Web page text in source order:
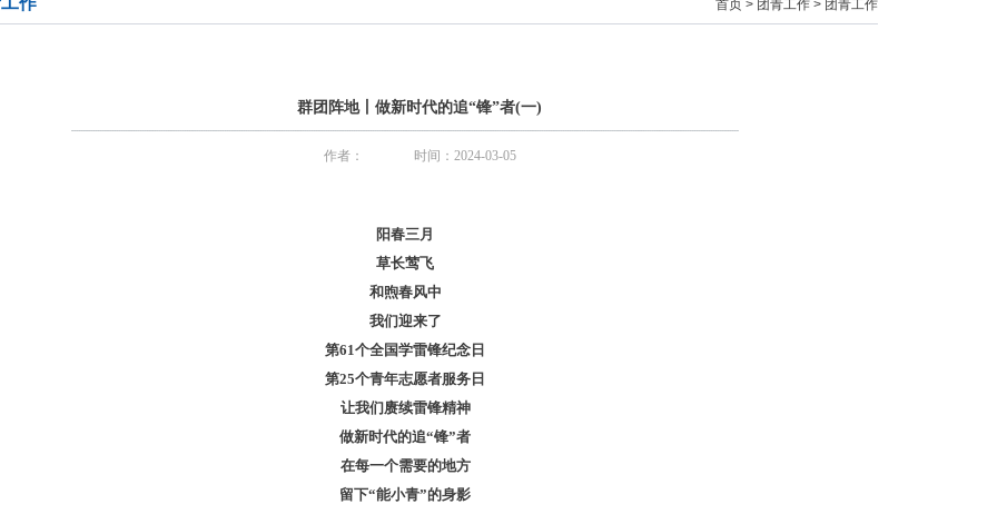
首页 > 团青工作 > 团青工作
群团阵地丨做新时代的追“锋”者(一)
作者： 时间：2024-03-05
阳春三月
草长莺飞
和煦春风中
我们迎来了
第61个全国学雷锋纪念日
第25个青年志愿者服务日
让我们赓续雷锋精神
做新时代的追“锋”者
在每一个需要的地方
留下“能小青”的身影